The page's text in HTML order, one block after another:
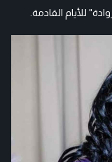
للأيام القادمة.